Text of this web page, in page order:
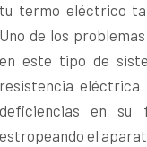
tu termo eléctrico
Uno de los
en este tipo de
resistencia eléctrica
deficiencias en su
estropeando el